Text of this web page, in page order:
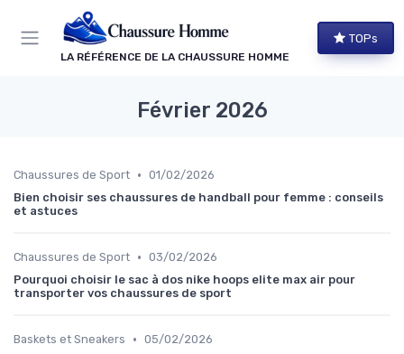
LA RÉFÉRENCE DE LA CHAUSSURE HOMME
TOPs
Février 2026
Chaussures de Sport • 01/02/2026
Bien choisir ses chaussures de handball pour femme : conseils
et astuces
Chaussures de Sport • 03/02/2026
Pourquoi choisir le sac à dos nike hoops elite max air pour
transporter vos chaussures de sport
Baskets et Sneakers • 05/02/2026
Panneau de gestion des cookies